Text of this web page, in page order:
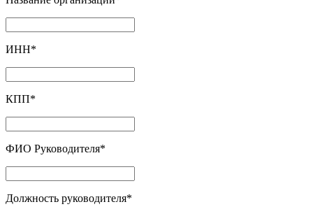
ИНН*
КПП*
ФИО Руководителя*
Должность руководителя*